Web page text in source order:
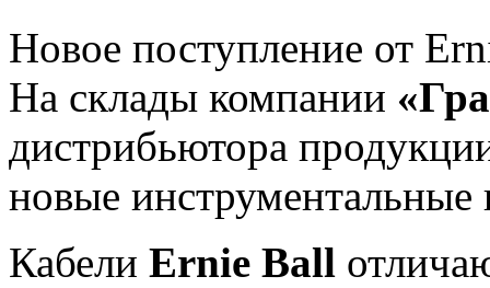
Новое поступление от
На склады компании
дистрибьютора
новые
Кабели Ernie Ball